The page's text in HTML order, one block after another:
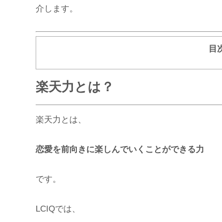
介します。
目
楽天力とは？
楽天力とは、
恋愛を前向きに楽しんでいくことができる力
です。
LCIQでは、